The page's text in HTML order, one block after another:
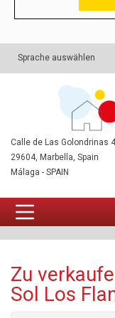
Sprache auswählen
Calle de Las Golondrinas
29604, Marbella, Spain
Málaga - SPAIN
Zu
Sol Los